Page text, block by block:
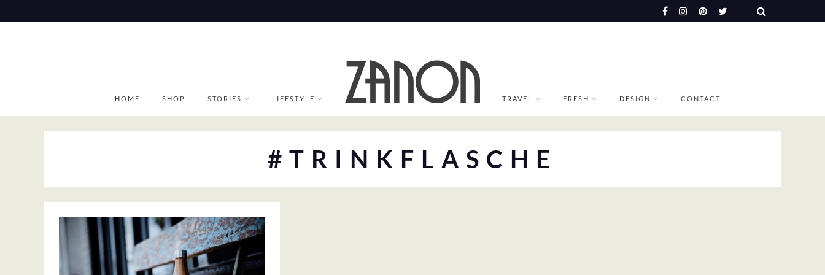
to
HOME SHOP STORIES LIFESTYLE TRAVEL FRESH DESIGN CONTACT
#TRINKFLASCHE